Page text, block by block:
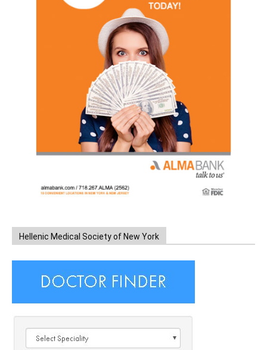
Hellenic Medical Society of New York